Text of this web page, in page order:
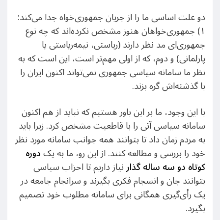
دو علت اساسی ما را از جریان جمهوری‌خواه جدا می‌کند:
۱) جمهوری‌خواهان هنوز مشخص نکرده‌اند که چه نوع
جمهوری‌ای مد نظر دارند (ریاستی، نیمه‌ریاستی یا
پارلمانی) و دوم، که از اولی مهم‌تر است، این است که به
نظر ما سامانه سیاسی جمهوری نمی‌تواند اکنون ایران را
با گذشته‌اش گره بزند.
با این وجود، ما بر این باور هستیم که نباید از هم اکنون
سامانه سیاسی آتی را با قاطعیت مشخص کرد. زیرا باید
به مردم زمان داد تا بتوانند همه جوانب سامانه مورد نظر
خود را بررسی و مطالعه کنند. از این رو، ما به یکدوره
کوتاه دو سه ساله گذارنیاز داریم تا احزاب سیاسی
بتوانند جان و انسجام فکری بگیرند و سرانجام جامعه در
یک رأی‌گیری همگانی برای سامانه مطلوب خود تصمیم
بگیرد.